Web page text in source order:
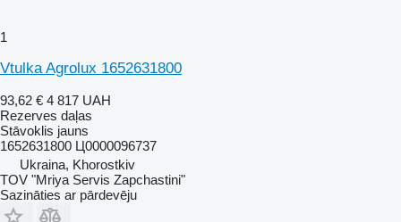
1
Vtulka Agrolux 1652631800
93,62 € 4 817 UAH
Rezerves daļas
Stāvoklis jauns
1652631800 Ц0000096737
Ukraina, Khorostkiv
TOV "Mriya Servis Zapchastini"
Sazināties ar pārdevēju